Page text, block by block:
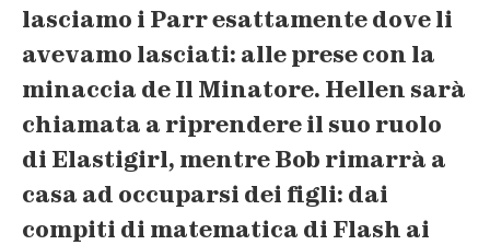
lasciamo i Parresattamente dove li
avevamo lasciati: alle prese con la
minaccia de Il Minatore. Hellen sarà
chiamata a riprendere il suo ruolo
di Elastigirl, mentre Bob rimarrà a
casa ad occuparsi dei figli: dai
compiti di matematica di Flash ai